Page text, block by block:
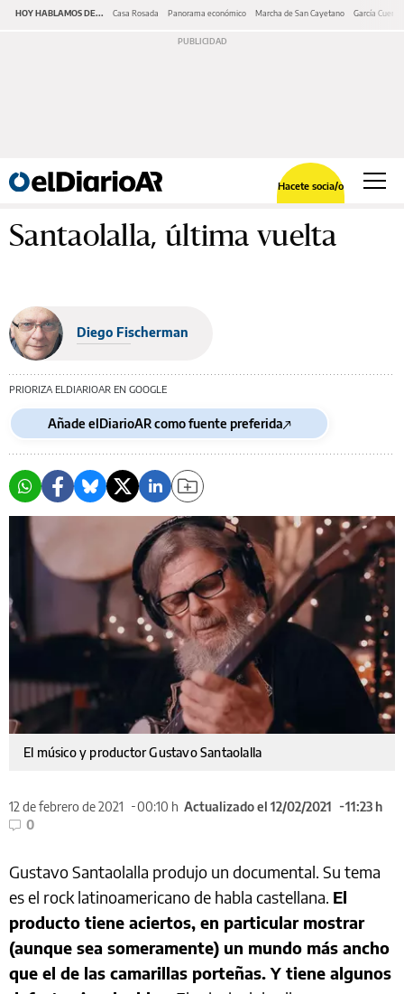
HOY HABLAMOS DE... Casa Rosada Panorama económico Marcha de San Cayetano García Cuerva
Hacete socia/o
Santaolalla, última vuelta
Diego Fischerman
PRIORIZA ELDIARIOAR EN GOOGLE
Añade elDiarioAR como fuente preferida
El músico y productor Gustavo Santaolalla
12 de febrero de 2021 00:10 h Actualizado el 12/02/2021
11:23 h
0
Gustavo Santaolalla produjo un documental. Su tema
es el rock latinoamericano de habla castellana. El
producto tiene aciertos, en particular mostrar
(aunque sea someramente) un mundo más ancho
que el de las camarillas porteñas. Y tiene algunos